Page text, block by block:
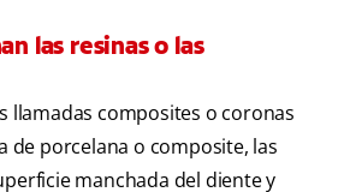
las resinas o las
llamadas composites o coronas
de porcelana o composite, las
manchada del diente y